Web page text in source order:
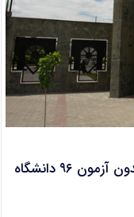
اعلام اسامی پذیرفته‌شدگان نهایی ارشد بدون آزمون ۹۶ دانشگاه